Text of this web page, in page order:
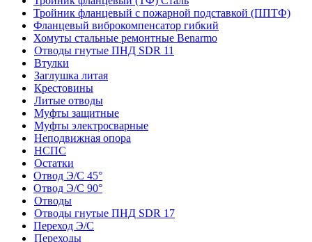
Тройник фланцевый с пожарной подставкой (ППТФ)
Фланцевый виброкомпенсатор гибкий
Хомуты стальные ремонтные Benarmo
Отводы гнутые ПНД SDR 11
Втулки
Заглушка литая
Крестовины
Литые отводы
Муфты защитные
Муфты электросварные
Неподвижная опора
НСПС
Остатки
Отвод Э/С 45°
Отвод Э/С 90°
Отводы
Отводы гнутые ПНД SDR 17
Переход Э/С
Переходы